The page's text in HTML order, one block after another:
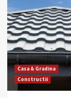
Casa & Gradina
Constructii